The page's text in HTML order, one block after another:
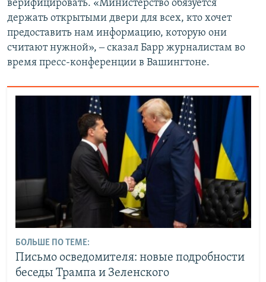
верифицировать. «Министерство обязуется
держать открытыми двери для всех, кто хочет
предоставить нам информацию, которую они
считают нужной», ‒ сказал Барр журналистам во
время пресс-конференции в Вашингтоне.
БОЛЬШЕ ПО ТЕМЕ:
Письмо осведомителя: новые подробности
беседы Трампа и Зеленского